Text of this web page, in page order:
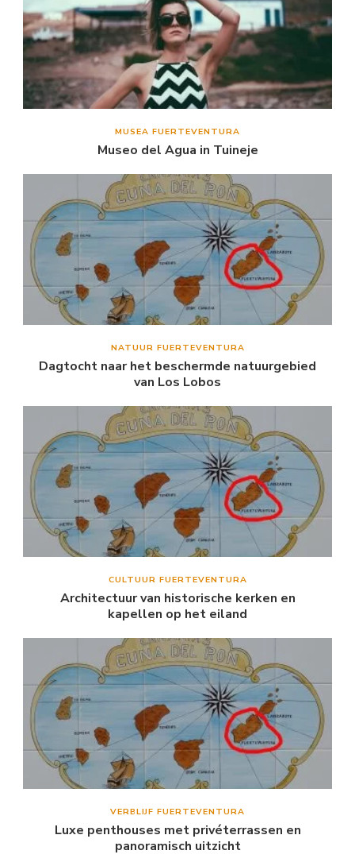
MUSEA FUERTEVENTURA
Museo del Agua in Tuineje
NATUUR FUERTEVENTURA
Dagtocht naar het beschermde natuurgebied
van Los Lobos
CULTUUR FUERTEVENTURA
Architectuur van historische kerken en
kapellen op het eiland
VERBLIJF FUERTEVENTURA
Luxe penthouses met privéterrassen en
panoramisch uitzicht